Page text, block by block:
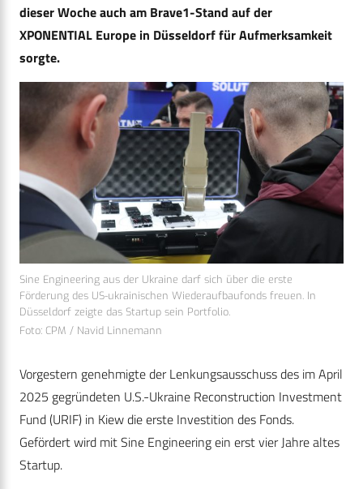
dieser Woche auch am Brave1-Stand auf der
XPONENTIAL Europe in Düsseldorf für Aufmerksamkeit
sorgte.
Sine Engineering aus der Ukraine darf sich über die erste
Förderung des US-ukrainischen Wiederaufbaufonds freuen. In
Düsseldorf zeigte das Startup sein Portfolio.
Foto: CPM / Navid Linnemann
Vorgestern genehmigte der Lenkungsausschuss des im April
2025 gegründeten U.S.-Ukraine Reconstruction Investment
Fund (URIF) in Kiew die erste Investition des Fonds.
Gefördert wird mit Sine Engineering ein erst vier Jahre altes
Startup.